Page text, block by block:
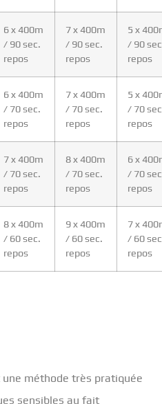
6 x 400m
/ 90 sec.
repos
7 x 400m
/ 90 sec.
repos
5 x
/ 90
repos
6 x 400m
/ 70 sec.
repos
7 x 400m
/ 70 sec.
repos
5 x
/ 70
repos
7 x 400m
/ 70 sec.
repos
8 x 400m
/ 70 sec.
repos
6 x
/ 70
repos
8 x 400m
/ 60 sec.
repos
9 x 400m
/ 60 sec.
repos
7 x
/ 60
repos
méthode très pratiquée
sensibles au fait